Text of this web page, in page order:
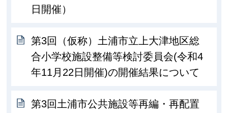
日開催）
第3回（仮称）土浦市立上大津地区総
合小学校施設整備等検討委員会(令和4
年11月22日開催)の開催結果について
第3回土浦市公共施設等再編・再配置